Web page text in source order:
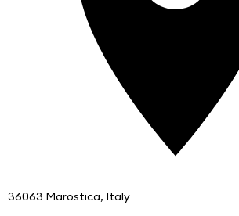
36063 Marostica, Italy